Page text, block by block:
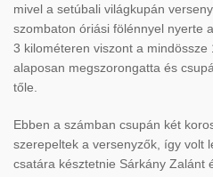
mivel a setúbali világkupán
szombaton óriási fölénnyel nyerte
3 kilométeren viszont a mindössze
alaposan megszorongatta és
tőle.
Ebben a számban csupán két
szerepeltek a versenyzők, így volt
csatára késztetnie Sárkány Zalánt